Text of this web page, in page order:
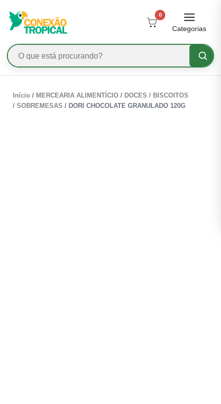
0
Categorias
Início / MERCEARIA ALIMENTÍCIO / DOCES / BISCOITOS
/ SOBREMESAS / DORI CHOCOLATE GRANULADO 120G